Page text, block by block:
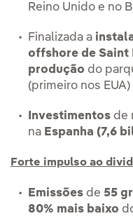
Reino Unido e no
Finalizada a
offshore de Saint
produção do
(primeiro nos EUA)
Investimentos de
na Espanha (7,6
Forte impulso ao
Emissões de 55
80% mais baixo